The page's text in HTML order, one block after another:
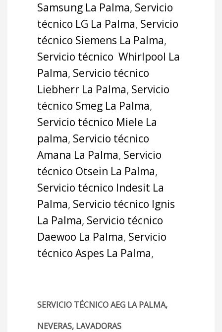
Samsung La Palma, Servicio
técnico LG La Palma, Servicio
técnico Siemens La Palma,
Servicio técnico Whirlpool La
Palma, Servicio técnico
Liebherr La Palma, Servicio
técnico Smeg La Palma,
Servicio técnico Miele La
palma, Servicio técnico
Amana La Palma, Servicio
técnico Otsein La Palma,
Servicio técnico Indesit La
Palma, Servicio técnico Ignis
La Palma, Servicio técnico
Daewoo La Palma, Servicio
técnico Aspes La Palma,
SERVICIO TÉCNICO AEG LA PALMA,
NEVERAS, LAVADORAS